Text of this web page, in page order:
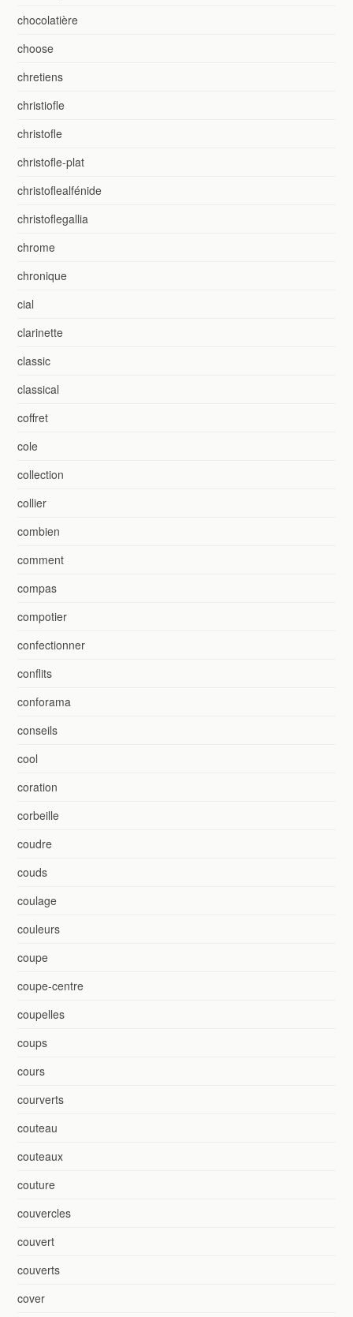
chocolatière
choose
chretiens
christiofle
christofle
christofle-plat
christoflealfénide
christoflegallia
chrome
chronique
cial
clarinette
classic
classical
coffret
cole
collection
collier
combien
comment
compas
compotier
confectionner
conflits
conforama
conseils
cool
coration
corbeille
coudre
couds
coulage
couleurs
coupe
coupe-centre
coupelles
coups
cours
courverts
couteau
couteaux
couture
couvercles
couvert
couverts
cover